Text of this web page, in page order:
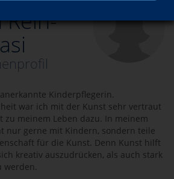
Rein-
Kinderpflegerin.
war ich mit der Kunst sehr vertraut
zu meinem Leben dazu. In meinem
nur gerne mit Kindern, sondern teile
für die Kunst. Denn Kunst hilft
kreativ auszudrücken, als auch stark
werden.